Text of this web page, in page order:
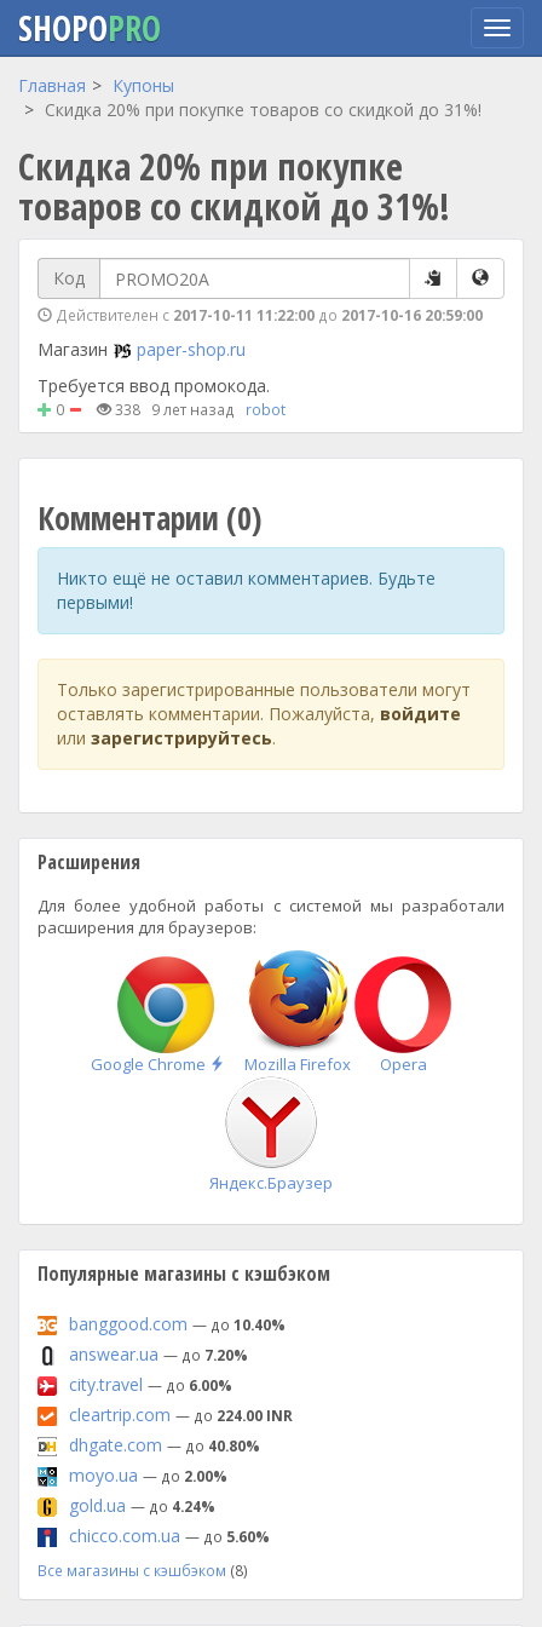
Перейти
содержанию
SHOPOPRO
Главная
Купоны
Скидка 20% при покупке товаров со скидкой до 31%!
Скидка 20% при покупке
товаров со скидкой до 31%!
Код
Действителен с 2017-10-11 11:22:00 до 2017-10-16 20:59:00
Магазин
paper-shop.ru
Требуется ввод промокода.
0 338 9 лет назад robot
Комментарии (0)
Никто ещё не оставил комментариев. Будьте
первыми!
Только зарегистрированные пользователи могут
оставлять комментарии. Пожалуйста, войдите
или зарегистрируйтесь.
Расширения
Для более удобной работы с системой мы разработали
расширения для браузеров:
Google Chrome
Быстрая
установка
Mozilla Firefox Opera
Яндекс.Браузер
Популярные магазины с кэшбэком
banggood.com — до 10.40%
answear.ua — до 7.20%
city.travel — до 6.00%
cleartrip.com — до 224.00 INR
dhgate.com — до 40.80%
moyo.ua — до 2.00%
gold.ua — до 4.24%
chicco.com.ua — до 5.60%
Все магазины с кэшбэком (8)